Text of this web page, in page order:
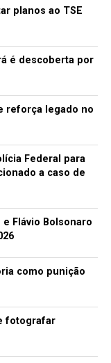
ser conferidos
JUVENTUDE
em Iguatu
da Universidade
planos ao TSE
é descoberta por
reforça legado no
Federal para
a caso de
e Flávio Bolsonaro
como punição
fotografar